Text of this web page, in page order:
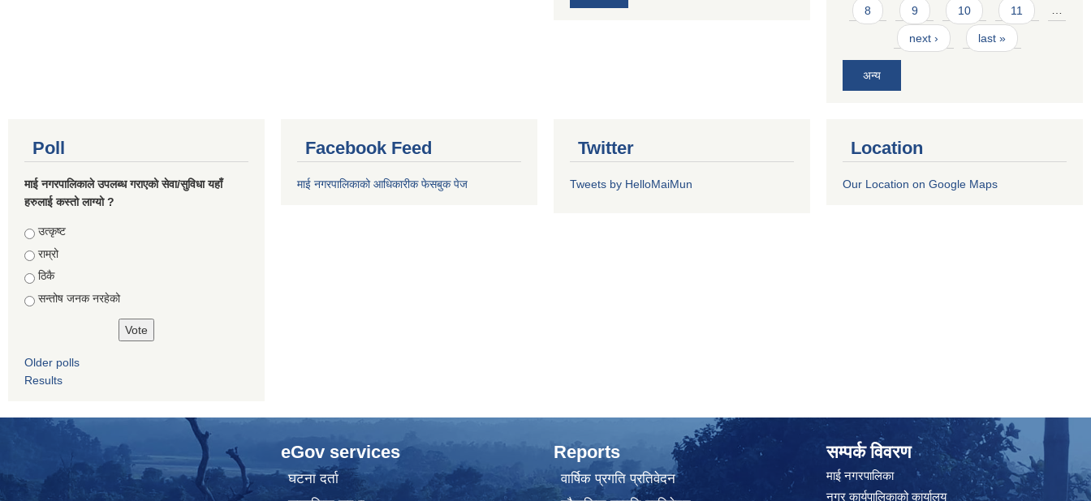
8 9 10 11 …
next › last »
अन्य
Poll
माई नगरपालिकाले उपलब्ध गराएको सेवा/सुविधा यहाँ
हरुलाई कस्तो लाग्यो ?
Choices
उत्कृष्ट
राम्रो
ठिकै
सन्तोष जनक नरहेको
Older polls
Results
Facebook Feed
माई नगरपालिकाको आधिकारीक फेसबुक पेज
Twitter
Tweets by HelloMaiMun
Location
Our Location on Google Maps
eGov services
घटना दर्ता
Reports
वार्षिक प्रगति प्रतिवेदन
सम्पर्क विवरण
माई नगरपालिका
नगर कार्यपालिकाको कार्यालय